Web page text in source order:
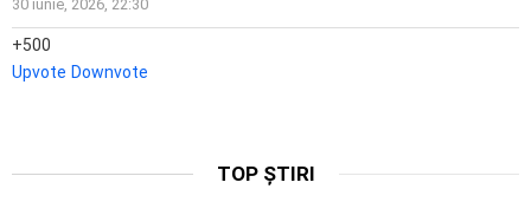
30 iunie, 2026, 22:30
500
Upvote Downvote
TOP ȘTIRI